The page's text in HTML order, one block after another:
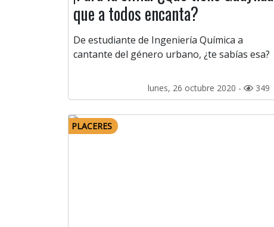
que a todos encanta?
De estudiante de Ingeniería Química a
cantante del género urbano, ¿te sabías esa?
lunes, 26 octubre 2020 - 349
PLACERES